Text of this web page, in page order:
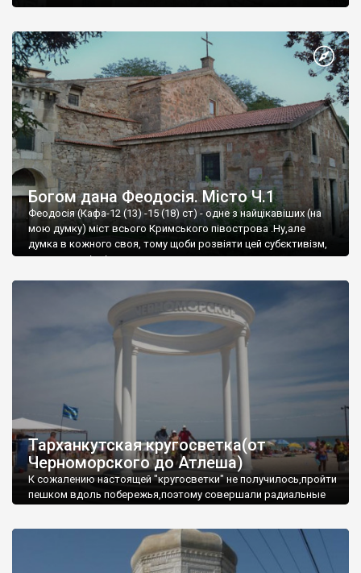
Богом дана Феодосія. Місто Ч.1
Феодосія (Кафа-12 (13) -15 (18) ст) - одне з найцікавіших (на
мою думку) міст всього Кримського півострова .Ну,але
думка в кожного своя, тому щоби розвіяти цей субєктивізм,
запрошую відвідати це
Тарханкутская кругосветка(от
Черноморского до Атлеша)
К сожалению настоящей "кругосветки" не получилось,пройти
пешком вдоль побережья,поэтому совершали радиальные